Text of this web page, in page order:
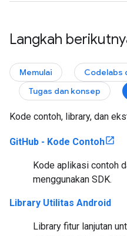
Langkah
Memulai
Codelabs
Tugas dan konsep
Kode contoh, library, dan
GitHub - Kode Contoh
Kode aplikasi contoh
menggunakan SDK.
Library Utilitas Android
Library fitur lanjutan